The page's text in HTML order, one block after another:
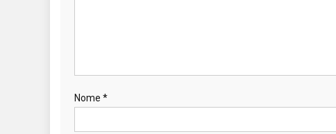
Nome *